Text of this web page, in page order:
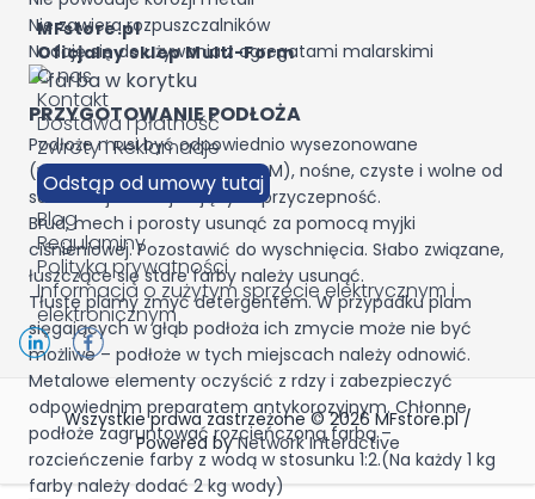
Nie zawiera rozpuszczalników
Nadaję się do używania z agregatami malarskimi
PRZYGOTOWANIE PODŁOŻA
Podłoże musi być odpowiednio wysezonowane
(wilgotność ?2,0% metodą CM), nośne, czyste i wolne od
substancji zmniejszających przyczepność.
Brud, mech i porosty usunąć za pomocą myjki
ciśnieniowej. Pozostawić do wyschnięcia. Słabo związane,
łuszczące się stare farby należy usunąć.
Tłuste plamy zmyć detergentem. W przypadku plam
sięgających w głąb podłoża ich zmycie może nie być
możliwe – podłoże w tych miejscach należy odnowić.
Metalowe elementy oczyścić z rdzy i zabezpieczyć
odpowiednim preparatem antykorozyjnym. Chłonne
podłoże zagruntować rozcieńczoną farbą –
rozcieńczenie farby z wodą w stosunku 1:2.(Na każdy 1 kg
farby należy dodać 2 kg wody)
MFstore.pl
Oficjalny sklep Multi-Form
O nas
Kontakt
Dostawa i płatność
Zwroty i Reklamacje
Odstąp od umowy tutaj
Blog
Regulaminy
Polityka prywatności
Informacja o zużytym sprzęcie elektrycznym i
elektronicznym
Wszystkie prawa zastrzeżone © 2026 MFstore.pl /
Powered byNetwork Interactive